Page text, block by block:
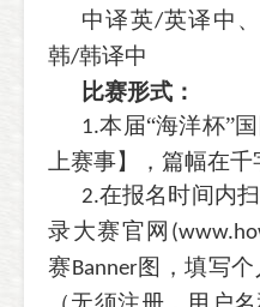
中译英/英译中
韩/韩译中
比赛形式：
1.本届“海洋杯”
上赛事】，篇幅在千
2.在报名时间内
录大赛官网
赛Banner图，填写个